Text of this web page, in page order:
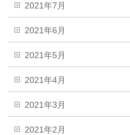
2021年7月
2021年6月
2021年5月
2021年4月
2021年3月
2021年2月